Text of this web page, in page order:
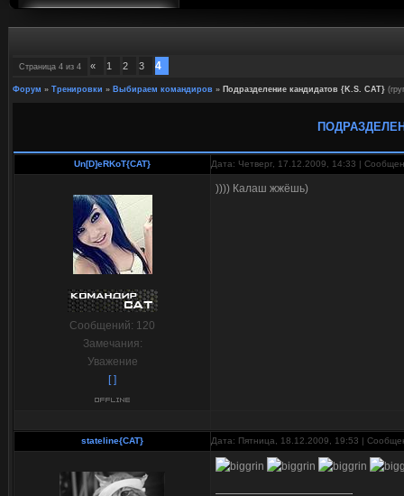
Страница 4 из 4 « 1 2 3 4
Форум » Тренировки » Выбираем командиров » Подразделение кандидатов {K.S. CAT}
Un[D]eRKoT{CAT} Дата: Четверг, 17.12.2009, 14:33 |
Сообщений: 120
Замечания:
Уважение
[ ]
)))) Калаш жжёшь)
stateline{CAT} Дата: Пятница, 18.12.2009, 19:53 |